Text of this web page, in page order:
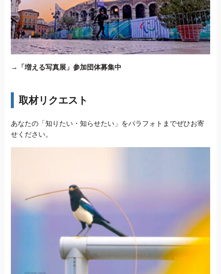
→ 「増える写真展」参加団体募集中
取材リクエスト
あなたの「知りたい・知らせたい」をパラフォトまでぜひお寄
せください。